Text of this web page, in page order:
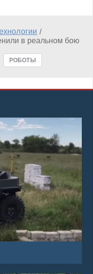
/
в реальном бою
РОБОТЫ